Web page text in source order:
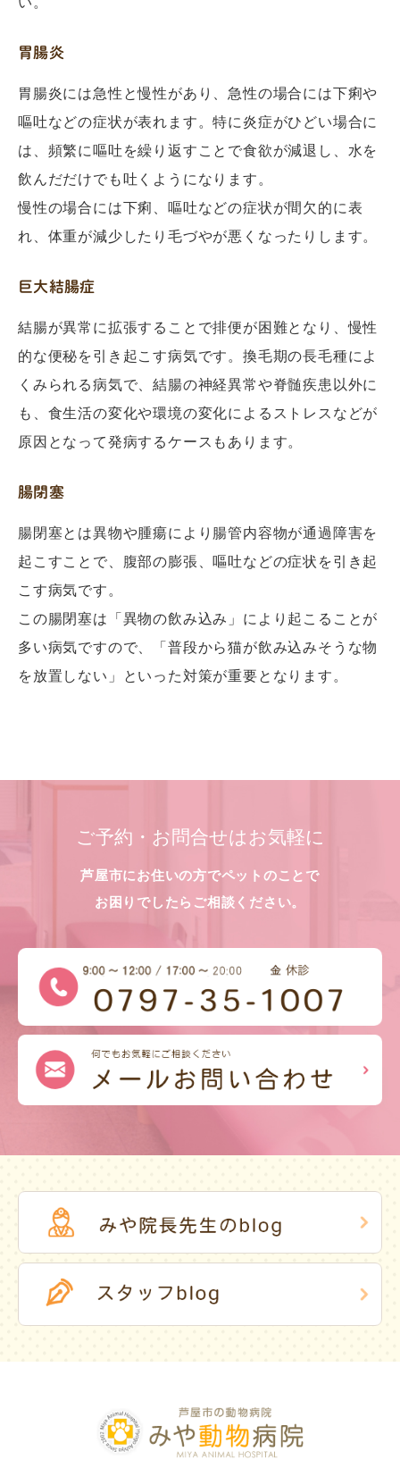
胃腸炎
胃腸炎には急性と慢性があり、急性の場合には下痢や
嘔吐などの症状が表れます。特に炎症がひどい場合に
は、頻繁に嘔吐を繰り返すことで食欲が減退し、水を
飲んだだけでも吐くようになります。
慢性の場合には下痢、嘔吐などの症状が間欠的に表
れ、体重が減少したり毛づやが悪くなったりします。
巨大結腸症
結腸が異常に拡張することで排便が困難となり、慢性
的な便秘を引き起こす病気です。換毛期の長毛種によ
くみられる病気で、結腸の神経異常や脊髄疾患以外に
も、食生活の変化や環境の変化によるストレスなどが
原因となって発病するケースもあります。
腸閉塞
腸閉塞とは異物や腫瘍により腸管内容物が通過障害を
起こすことで、腹部の膨張、嘔吐などの症状を引き起
こす病気です。
この腸閉塞は「異物の飲み込み」により起こることが
多い病気ですので、「普段から猫が飲み込みそうな物
を放置しない」といった対策が重要となります。
ご予約・お問合せはお気軽に
芦屋市にお住いの方でペットのことで
お困りでしたらご相談ください。